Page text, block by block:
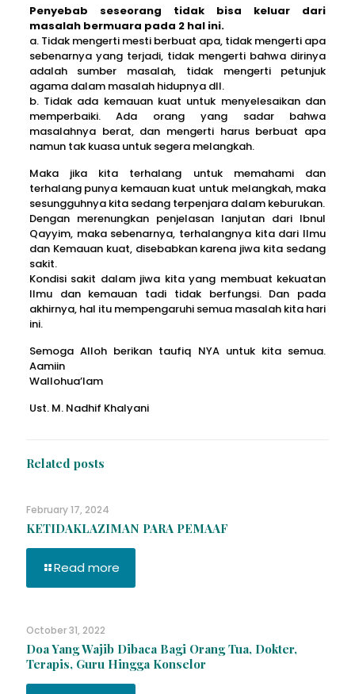
Penyebab seseorang tidak bisa keluar dari
masalah bermuara pada 2 hal ini.
a. Tidak mengerti mesti berbuat apa, tidak mengerti apa
sebenarnya yang terjadi, tidak mengerti bahwa dirinya
adalah sumber masalah, tidak mengerti petunjuk
agama dalam masalah hidupnya dll.
b. Tidak ada kemauan kuat untuk menyelesaikan dan
memperbaiki. Ada orang yang sadar bahwa
masalahnya berat, dan mengerti harus berbuat apa
namun tak kuasa untuk segera melangkah.
Maka jika kita terhalang untuk memahami dan
terhalang punya kemauan kuat untuk melangkah, maka
sesungguhnya kita sedang terpenjara dalam keburukan.
Dengan merenungkan penjelasan lanjutan dari Ibnul
Qayyim, maka sebenarnya, terhalangnya kita dari Ilmu
dan Kemauan kuat, disebabkan karena jiwa kita sedang
sakit.
Kondisi sakit dalam jiwa kita yang membuat kekuatan
Ilmu dan kemauan tadi tidak berfungsi. Dan pada
akhirnya, hal itu mempengaruhi semua masalah kita hari
ini.
Semoga Alloh berikan taufiq NYA untuk kita semua.
Aamiin
Wallohua’lam
Ust. M. Nadhif Khalyani
Related posts
February 17, 2024
KETIDAKLAZIMAN PARA PEMAAF
Read more
October 31, 2022
Doa Yang Wajib Dibaca Bagi Orang Tua, Dokter,
Terapis, Guru Hingga Konselor